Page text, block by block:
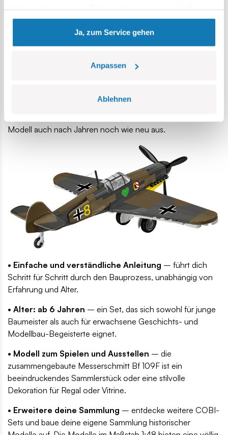
gesammelt haben.
Ja, zum Service gehen
Anpassen
Ablehnen
ohne Aufkleber hergestellt werden, abriebfest sind und auf
Modell auch nach Jahren noch wie neu aus.
• Einfache und verständliche Anleitung – führt dich
Schritt für Schritt durch den Bauprozess, unabhängig von
Erfahrung und Alter.
• Alter: ab 6 Jahren – ein Set, das sich sowohl für junge
Baumeister als auch für erwachsene Geschichts- und
Modellbau-Begeisterte eignet.
• Modell zum Spielen und Ausstellen – die
zusammengebaute Messerschmitt Bf 109F ist ein
beeindruckendes Sammlerstück oder eine stilvolle
Dekoration für Regal oder Vitrine.
• Erweitere deine Sammlung – entdecke weitere COBI-
Sets und baue deine eigene Sammlung historischer